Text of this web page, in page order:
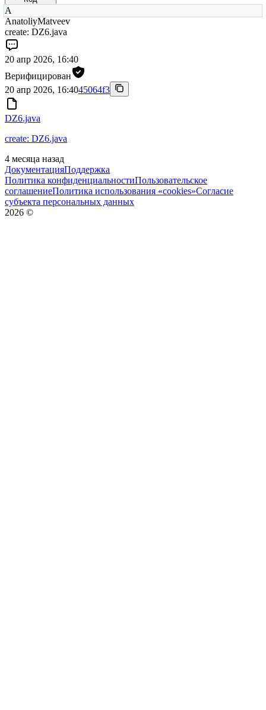
A
AnatoliyMatveev
create: DZ6.java
20 апр 2026, 16:40
Верифицирован
20 апр 2026, 16:4045064f3
DZ6.java
create: DZ6.java
4 месяца назад
ДокументацияПоддержка
Политика конфиденциальностиПользовательское
соглашениеПолитика использования «cookies»Согласие
субъекта персональных данных
2026 ©